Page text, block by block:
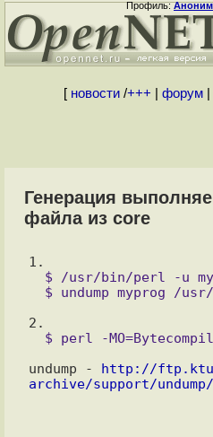
Профиль:Аноним
[ новости/+++ форум|
Генерация
файла из core
undump - http://
archive/support/undump/